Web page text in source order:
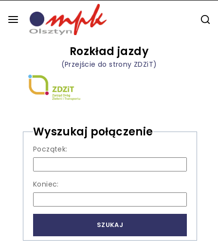
Rozkład jazdy
(Przejście do strony ZDZiT)
Wyszukaj połączenie
Początek:
Koniec: